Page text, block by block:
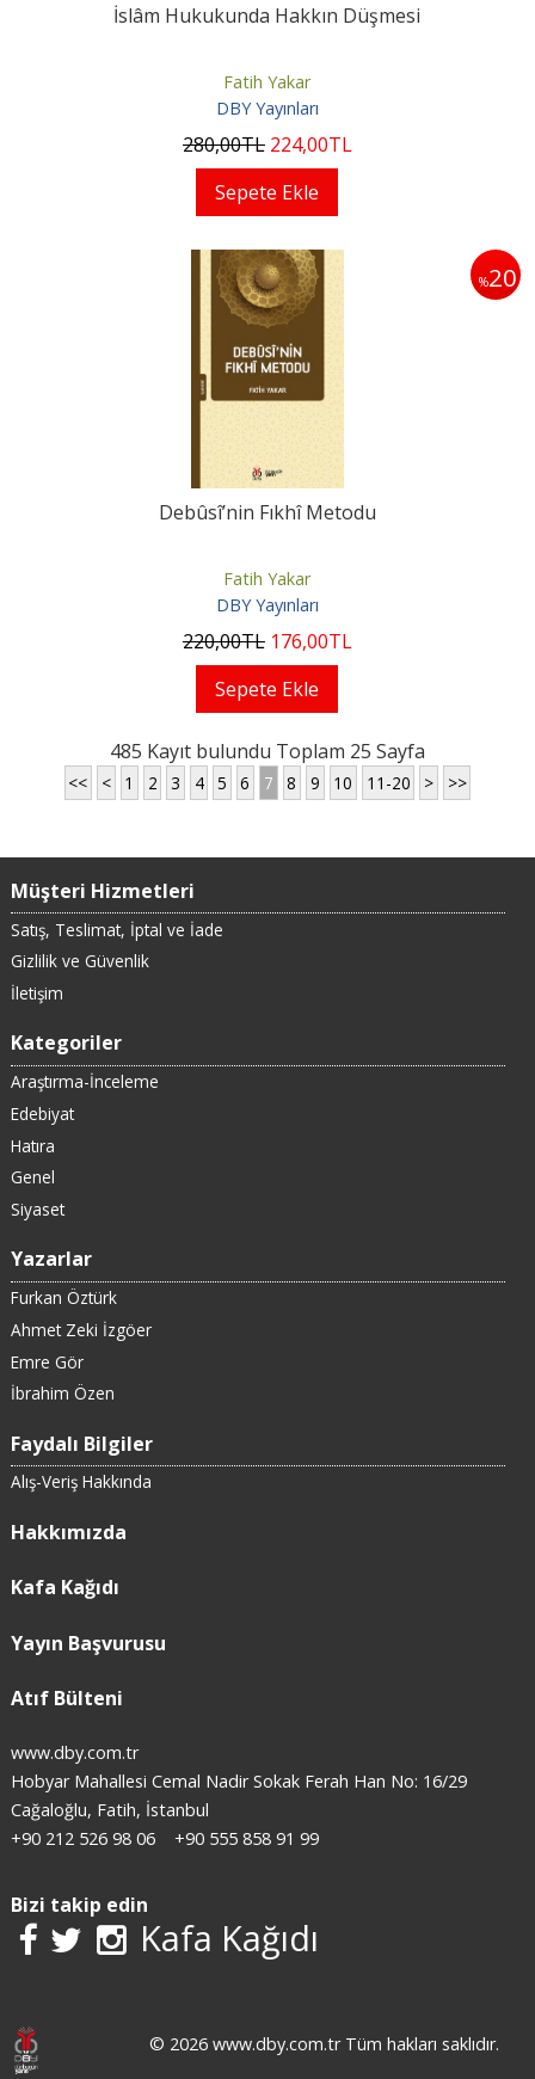
İslâm Hukukunda Hakkın Düşmesi
Fatih Yakar
DBY Yayınları
280,00TL 224,00TL
Sepete Ekle
%20
Debûsî’nin Fıkhî Metodu
Fatih Yakar
DBY Yayınları
220,00TL 176,00TL
Sepete Ekle
485 Kayıt bulundu Toplam 25 Sayfa
<< < 1 2 3 4 5 6 7 8 9 10 11-20 > >>
Müşteri Hizmetleri
Satış, Teslimat, İptal ve İade
Gizlilik ve Güvenlik
İletişim
Kategoriler
Araştırma-İnceleme
Edebiyat
Hatıra
Genel
Siyaset
Yazarlar
Furkan Öztürk
Ahmet Zeki İzgöer
Emre Gör
İbrahim Özen
Faydalı Bilgiler
Alış-Veriş Hakkında
Hakkımızda
Kafa Kağıdı
Yayın Başvurusu
Atıf Bülteni
www.dby.com.tr
Hobyar Mahallesi Cemal Nadir Sokak Ferah Han No: 16/29
Cağaloğlu, Fatih, İstanbul
+90 212 526 98 06
+90 555 858 91 99
Bizi takip edin
Kafa Kağıdı
© 2026 www.dby.com.tr Tüm hakları saklıdır.